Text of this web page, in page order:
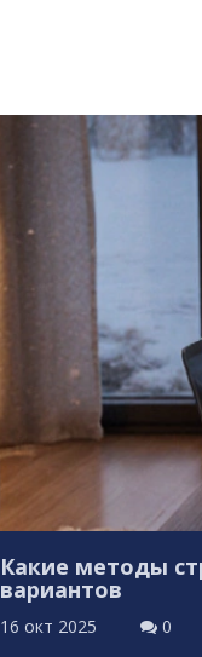
Какие методы
вариантов
16 окт 2025 0